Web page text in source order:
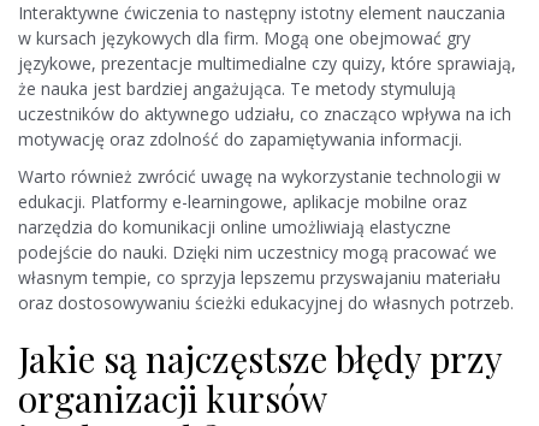
Interaktywne ćwiczenia to następny istotny element nauczania
w kursach językowych dla firm. Mogą one obejmować gry
językowe, prezentacje multimedialne czy quizy, które sprawiają,
że nauka jest bardziej angażująca. Te metody stymulują
uczestników do aktywnego udziału, co znacząco wpływa na ich
motywację oraz zdolność do zapamiętywania informacji.
Warto również zwrócić uwagę na wykorzystanie technologii w
edukacji. Platformy e-learningowe, aplikacje mobilne oraz
narzędzia do komunikacji online umożliwiają elastyczne
podejście do nauki. Dzięki nim uczestnicy mogą pracować we
własnym tempie, co sprzyja lepszemu przyswajaniu materiału
oraz dostosowywaniu ścieżki edukacyjnej do własnych potrzeb.
Jakie są najczęstsze błędy przy
organizacji kursów